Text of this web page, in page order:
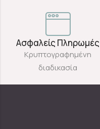
Ασφαλείς Πληρωμές
Κρυπτογραφημένη
διαδικασία